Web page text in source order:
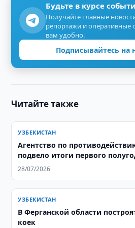
Будьте в курсе
Получайте главные
репортажи и оперативные
вам удобно.
Подписывайтесь на
Читайте также
УЗБЕКИСТАН
Агентство по
подвело итоги первого
28/07/2026
УЗБЕКИСТАН
В Ферганской области
коек